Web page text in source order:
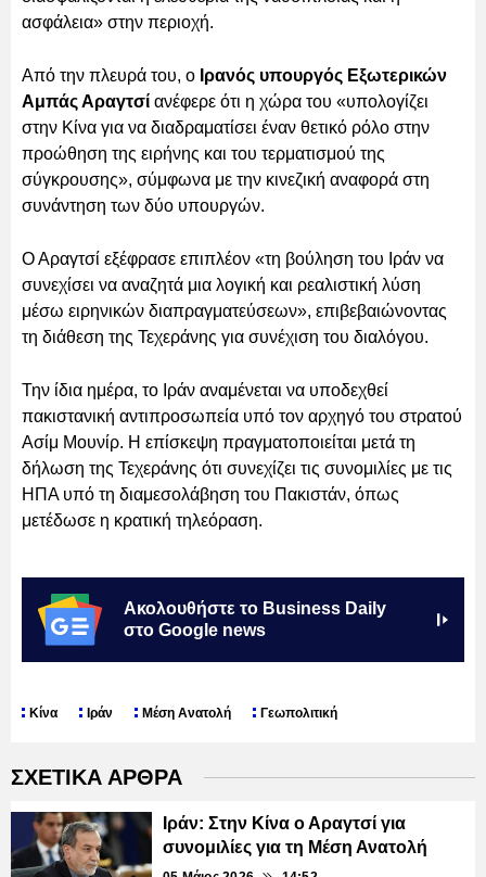
ασφάλεια» στην περιοχή.
Από την πλευρά του, ο Ιρανός υπουργός Εξωτερικών
Αμπάς Αραγτσί ανέφερε ότι η χώρα του «υπολογίζει
στην Κίνα για να διαδραματίσει έναν θετικό ρόλο στην
προώθηση της ειρήνης και του τερματισμού της
σύγκρουσης», σύμφωνα με την κινεζική αναφορά στη
συνάντηση των δύο υπουργών.
Ο Αραγτσί εξέφρασε επιπλέον «τη βούληση του Ιράν να
συνεχίσει να αναζητά μια λογική και ρεαλιστική λύση
μέσω ειρηνικών διαπραγματεύσεων», επιβεβαιώνοντας
τη διάθεση της Τεχεράνης για συνέχιση του διαλόγου.
Την ίδια ημέρα, το Ιράν αναμένεται να υποδεχθεί
πακιστανική αντιπροσωπεία υπό τον αρχηγό του στρατού
Ασίμ Μουνίρ. Η επίσκεψη πραγματοποιείται μετά τη
δήλωση της Τεχεράνης ότι συνεχίζει τις συνομιλίες με τις
ΗΠΑ υπό τη διαμεσολάβηση του Πακιστάν, όπως
μετέδωσε η κρατική τηλεόραση.
Ακολουθήστε το Business Daily
στο Google news
Κίνα Ιράν Μέση Ανατολή Γεωπολιτική
ΣΧΕΤΙΚΑ ΑΡΘΡΑ
Ιράν: Στην Κίνα ο Αραγτσί για
συνομιλίες για τη Μέση Ανατολή